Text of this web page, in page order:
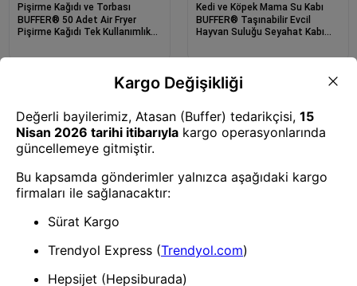
Pişirme Kağıdı ve Torbası
BUFFER® 50 Adet Air Fryer
Pişirme Kağıdı Tek Kullanımlık
XXL PVC li
Kedi ve Köpek Mama Su Kabı
BUFFER® Taşınabilir Evcil
Hayvan Suluğu Seyahat Kabı
350 ml
Kedi ve Köpek Mama Su Kabı
Yıkanabilir Taşınabilir Su Şişesi
Köpek Tarağı